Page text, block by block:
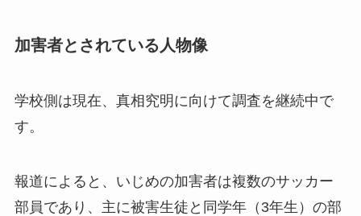
加害者とされている人物像
学校側は現在、真相究明に向けて調査を継続中で
す。
報道によると、いじめの加害者は複数のサッカー
部員であり、主に被害生徒と同学年（3年生）の部